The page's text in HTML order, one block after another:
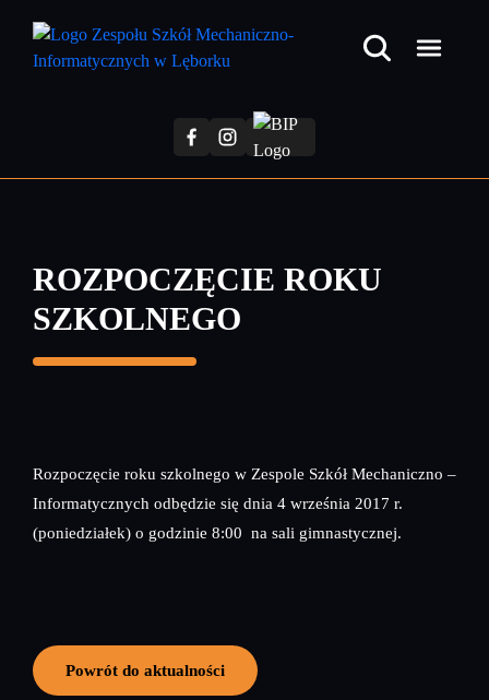
treści
ROZPOCZĘCIE ROKU
SZKOLNEGO
Rozpoczęcie roku szkolnego w Zespole Szkół Mechaniczno –
Informatycznych odbędzie się dnia 4 września 2017 r.
(poniedziałek) o godzinie 8:00 na sali gimnastycznej.
Powrót do aktualności